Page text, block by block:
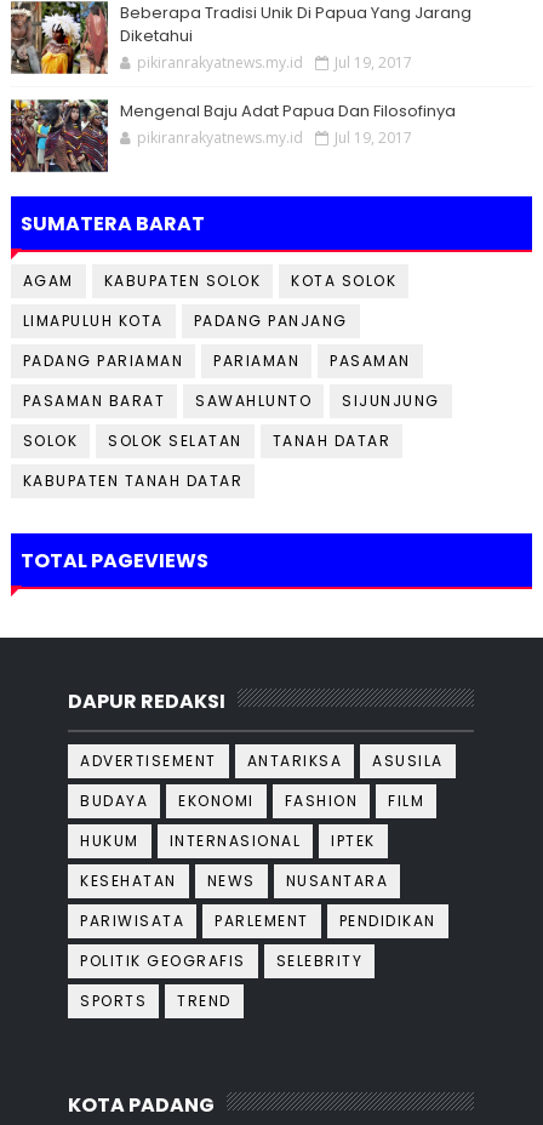
Beberapa Tradisi Unik Di Papua Yang Jarang
Diketahui
pikiranrakyatnews.my.id Jul 19, 2017
Mengenal Baju Adat Papua Dan Filosofinya
pikiranrakyatnews.my.id Jul 19, 2017
SUMATERA BARAT
AGAM KABUPATEN SOLOK
KOTA SOLOK
LIMAPULUH KOTA
PADANG PANJANG
PADANG PARIAMAN
PARIAMAN
PASAMAN
PASAMAN BARAT
SAWAHLUNTO
SIJUNJUNG
SOLOK
SOLOK SELATAN
TANAH DATAR
KABUPATEN TANAH DATAR
TOTAL PAGEVIEWS
DAPUR REDAKSI
ADVERTISEMENT ANTARIKSA
ASUSILA
BUDAYA
EKONOMI FASHION
FILM
HUKUM
INTERNASIONAL
IPTEK
KESEHATAN
NEWS
NUSANTARA
PARIWISATA
PARLEMENT
PENDIDIKAN
POLITIK GEOGRAFIS
SELEBRITY
SPORTS
TREND
KOTA PADANG